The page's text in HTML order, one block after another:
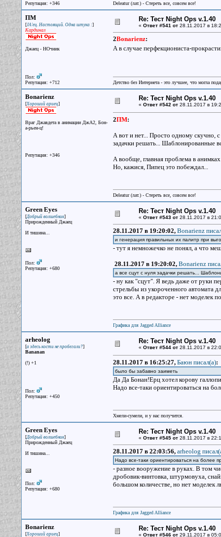
Репутация: +346 Deleatur (лат.) - Стереть все, совсем все!
ПМ
[JA'ец. Настоящий. Одна штука :]
Кардинал
Джаец - НОчник
Пол:
Репутация: +712
Re: Тест Night Ops v.1.40
« Ответ #541 от28.11.2017 в
2Bonarienz:
А в случае перфекциониста-
Детство без Интернета - это лучшее, что могла
Bonarienz
[Хороший ариец]
Враг Джавдета в анимации ДжА2, Бон-
а-рьен-ц!
Репутация: +346
Re: Тест Night Ops v.1.40
« Ответ #542 от28.11.2017 в
2ПМ:
А вот и нет... Просто одному скучно,
задачки решать... Шаблонированные
А вообще, главная проблема в
Но, кажися, Пипец это побеждал...
Deleatur (лат.) - Стереть все, совсем все!
Green Eyes
[Добрый волшебник]
Прирожденный Джаец
И тишина...
Пол:
Репутация: +680
Re: Тест Night Ops v.1.40
« Ответ #543 от28.11.2017 в
28.11.2017 в 19:20:02, Bonarienz
и генерация правильных их палитр при
- тут я немножечко не понял, а что
28.11.2017 в 19:20:02, Bonarienz
а все сцут с нуля задачки решать...
- ну как "сцут". Я ведь даже от руки
стрельбы из укороченного автомата
это все. А в редакторе - нет моделек
Графика для Jagged Alliance
arheolog
[а здесь кости не пробегали?]
Bananan
(!) +1
Пол:
Репутация: +450
Re: Тест Night Ops v.1.40
« Ответ #544 от28.11.2017 в
28.11.2017 в 16:25:27, Баюн писал(a):
было бы забавно заиметь
Да Да Бонан!Ерц хотел корову
Надо все-таки ориентироваться на
Хмели-сумели, и у нас получится.
Green Eyes
[Добрый волшебник]
Прирожденный Джаец
И тишина...
Пол:
Репутация: +680
Re: Тест Night Ops v.1.40
« Ответ #545 от28.11.2017 в
28.11.2017 в 22:03:56, arheolog
Надо все-таки ориентироваться на
- разное вооружение в руках. В том
дробовик-винтовка, штурмовуха,
большом количестве, но нет моделек
Графика для Jagged Alliance
Bonarienz
[Хороший ариец]
Re: Тест Night Ops v.1.40
« Ответ #546 от29.11.2017 в